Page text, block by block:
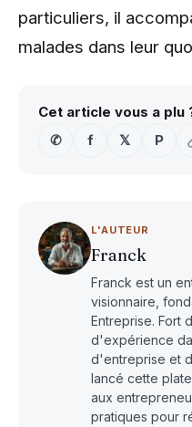
particuliers, il
malades dans leur
Cet article vous a plu
✆
f 𝕏 P
L'AUTEUR
Franck
Franck est un
visionnaire,
Entreprise. Fort
d'expérience
d'entreprise et
lancé cette
aux
pratiques pour